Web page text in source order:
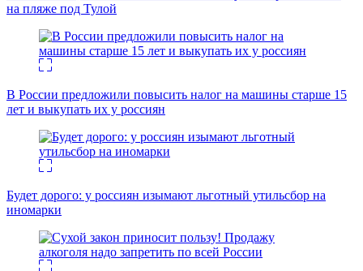
на пляже под Тулой
В России предложили повысить налог на машины старше 15
лет и выкупать их у россиян
Будет дорого: у россиян изымают льготный утильсбор на
иномарки